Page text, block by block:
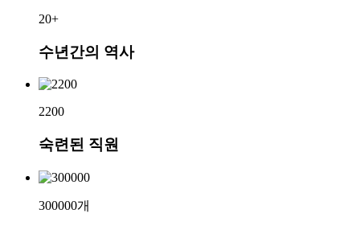
20+
수년간의 역사
2200
숙련된 직원
300000개